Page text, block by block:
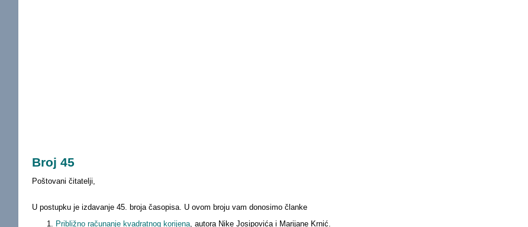
Broj 45
Poštovani čitatelji,
U postupku je izdavanje 45. broja časopisa. U ovom broju vam donosimo članke
Približno računanje kvadratnog korijena, autora Nike Josipovića i Marijane Krnić.